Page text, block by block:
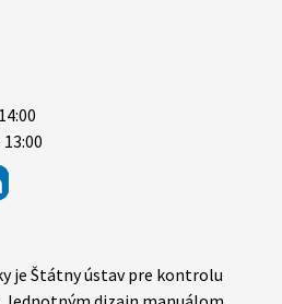
je Štátny ústav pre kontrolu